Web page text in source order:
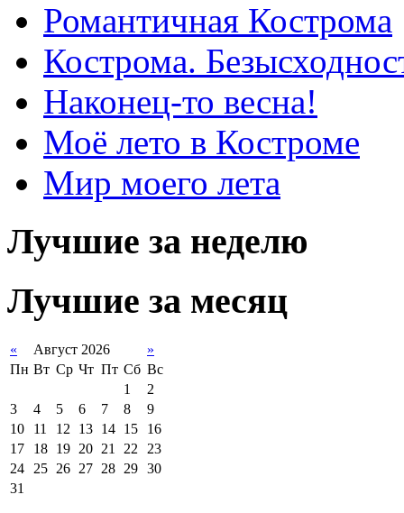
Романтичная Кострома
Кострома.
Наконец-то весна!
Моё лето в Костроме
Мир моего лета
Лучшие за неделю
Лучшие за месяц
« Август 2026
»
Пн Вт Ср Чт Пт Сб Вс
1
2
3
4 5 6 7 8
9
10
11 12 13 14 15
16
17
18 19 20 21 22
23
24
25 26 27 28 29 30
31